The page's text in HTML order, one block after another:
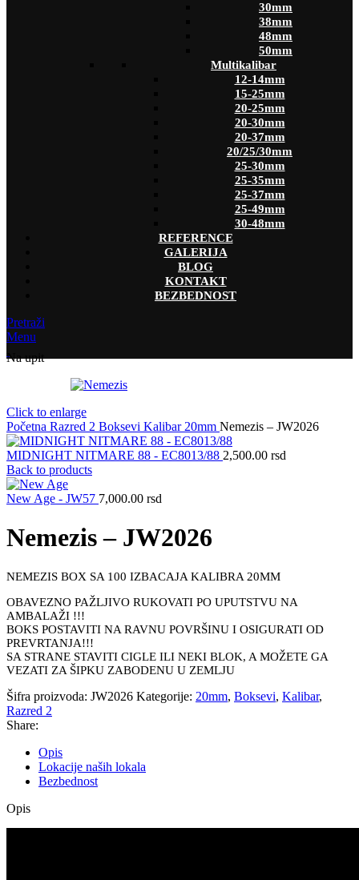
30mm
38mm
48mm
50mm
Multikalibar
12-14mm
15-25mm
20-25mm
20-30mm
20-37mm
20/25/30mm
25-30mm
25-35mm
25-37mm
25-49mm
30-48mm
REFERENCE
GALERIJA
BLOG
KONTAKT
BEZBEDNOST
Pretraži
Menu
Na upit
Click to enlarge
Početna Razred 2 Boksevi Kalibar 20mm Nemezis – JW2026
MIDNIGHT NITMARE 88 - EC8013/88 2,500.00 rsd
Back to products
New Age - JW57 7,000.00 rsd
Nemezis – JW2026
NEMEZIS BOX SA 100 IZBACAJA KALIBRA 20MM
OBAVEZNO PAŽLJIVO RUKOVATI PO UPUTSTVU NA
AMBALAŽI !!!
BOKS POSTAVITI NA RAVNU POVRŠINU I OSIGURATI OD
PREVRTANJA!!!
SA STRANE STAVITI CIGLE ILI NEKI BLOK, A MOŽETE GA
VEZATI ZA ŠIPKU ZABODENU U ZEMLJU
Šifra proizvoda: JW2026 Kategorije: 20mm, Boksevi, Kalibar,
Razred 2
Share:
Opis
Lokacije naših lokala
Bezbednost
Opis